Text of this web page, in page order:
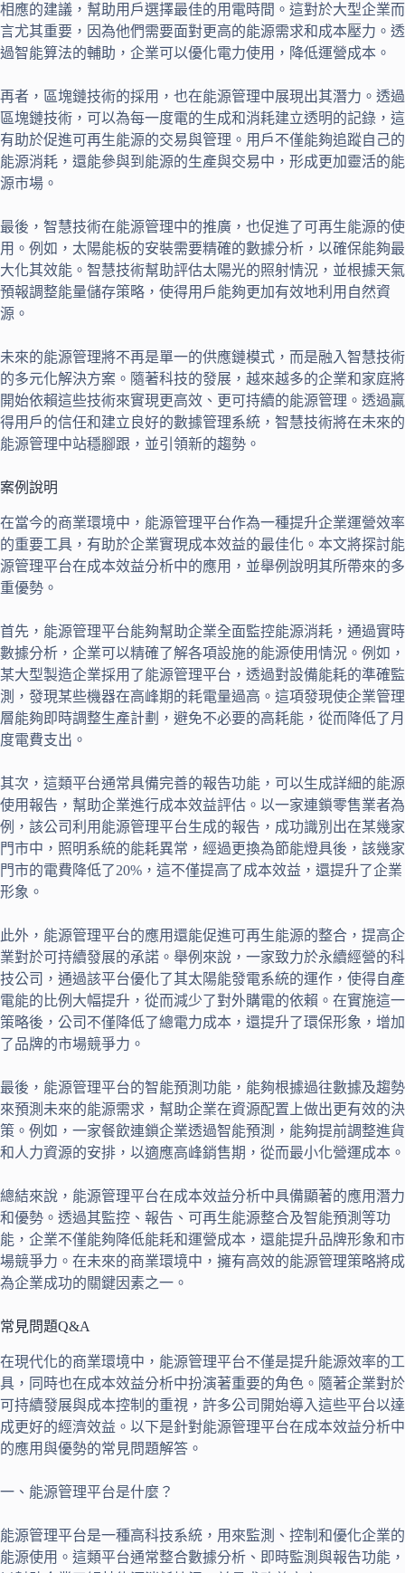
相應的建議，幫助用戶選擇最佳的用電時間。這對於大型企業而
言尤其重要，因為他們需要面對更高的能源需求和成本壓力。透
過智能算法的輔助，企業可以優化電力使用，降低運營成本。
再者，區塊鏈技術的採用，也在能源管理中展現出其潛力。透過
區塊鏈技術，可以為每一度電的生成和消耗建立透明的記錄，這
有助於促進可再生能源的交易與管理。用戶不僅能夠追蹤自己的
能源消耗，還能參與到能源的生產與交易中，形成更加靈活的能
源市場。
最後，智慧技術在能源管理中的推廣，也促進了可再生能源的使
用。例如，太陽能板的安裝需要精確的數據分析，以確保能夠最
大化其效能。智慧技術幫助評估太陽光的照射情況，並根據天氣
預報調整能量儲存策略，使得用戶能夠更加有效地利用自然資
源。
未來的能源管理將不再是單一的供應鏈模式，而是融入智慧技術
的多元化解決方案。隨著科技的發展，越來越多的企業和家庭將
開始依賴這些技術來實現更高效、更可持續的能源管理。透過贏
得用戶的信任和建立良好的數據管理系統，智慧技術將在未來的
能源管理中站穩腳跟，並引領新的趨勢。
案例說明
在當今的商業環境中，能源管理平台作為一種提升企業運營效率
的重要工具，有助於企業實現成本效益的最佳化。本文將探討能
源管理平台在成本效益分析中的應用，並舉例說明其所帶來的多
重優勢。
首先，能源管理平台能夠幫助企業全面監控能源消耗，通過實時
數據分析，企業可以精確了解各項設施的能源使用情況。例如，
某大型製造企業採用了能源管理平台，透過對設備能耗的準確監
測，發現某些機器在高峰期的耗電量過高。這項發現使企業管理
層能夠即時調整生產計劃，避免不必要的高耗能，從而降低了月
度電費支出。
其次，這類平台通常具備完善的報告功能，可以生成詳細的能源
使用報告，幫助企業進行成本效益評估。以一家連鎖零售業者為
例，該公司利用能源管理平台生成的報告，成功識別出在某幾家
門市中，照明系統的能耗異常，經過更換為節能燈具後，該幾家
門市的電費降低了20%，這不僅提高了成本效益，還提升了企業
形象。
此外，能源管理平台的應用還能促進可再生能源的整合，提高企
業對於可持續發展的承諾。舉例來說，一家致力於永續經營的科
技公司，通過該平台優化了其太陽能發電系統的運作，使得自產
電能的比例大幅提升，從而減少了對外購電的依賴。在實施這一
策略後，公司不僅降低了總電力成本，還提升了環保形象，增加
了品牌的市場競爭力。
最後，能源管理平台的智能預測功能，能夠根據過往數據及趨勢
來預測未來的能源需求，幫助企業在資源配置上做出更有效的決
策。例如，一家餐飲連鎖企業透過智能預測，能夠提前調整進貨
和人力資源的安排，以適應高峰銷售期，從而最小化營運成本。
總結來說，能源管理平台在成本效益分析中具備顯著的應用潛力
和優勢。透過其監控、報告、可再生能源整合及智能預測等功
能，企業不僅能夠降低能耗和運營成本，還能提升品牌形象和市
場競爭力。在未來的商業環境中，擁有高效的能源管理策略將成
為企業成功的關鍵因素之一。
常見問題Q&A
在現代化的商業環境中，能源管理平台不僅是提升能源效率的工
具，同時也在成本效益分析中扮演著重要的角色。隨著企業對於
可持續發展與成本控制的重視，許多公司開始導入這些平台以達
成更好的經濟效益。以下是針對能源管理平台在成本效益分析中
的應用與優勢的常見問題解答。
一、能源管理平台是什麼？
能源管理平台是一種高科技系統，用來監測、控制和優化企業的
能源使用。這類平台通常整合數據分析、即時監測與報告功能，